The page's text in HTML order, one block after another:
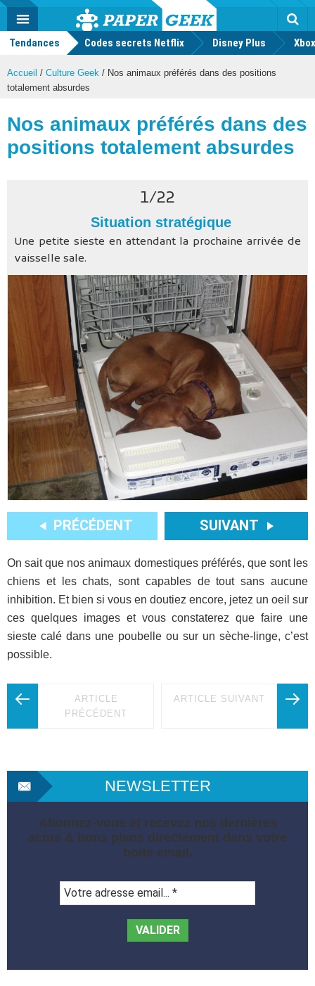
Actu
geek
MENU
Tendances Codes secrets Netflix Disney Plus
Accueil / Culture Geek / Nos animaux préférés dans des positions
totalement absurdes
Nos animaux préférés dans des
positions totalement absurdes
1/22
Situation stratégique
Une petite sieste en attendant la prochaine arrivée de
vaisselle sale.
PRÉCÉDENT SUIVANT
On sait que nos animaux domestiques préférés, que sont les
chiens et les chats, sont capables de tout sans aucune
inhibition. Et bien si vous en doutiez encore, jetez un oeil sur
ces quelques images et vous constaterez que faire une
sieste calé dans une poubelle ou sur un sèche-linge, c’est
possible.
ARTICLE
PRÉCÉDENT
ARTICLE SUIVANT
NEWSLETTER
Abonnez-vous et recevez nos dernières
actus & bons plans directement dans votre
boite email.
adresse
Mode
FacebookTwitter Youtube